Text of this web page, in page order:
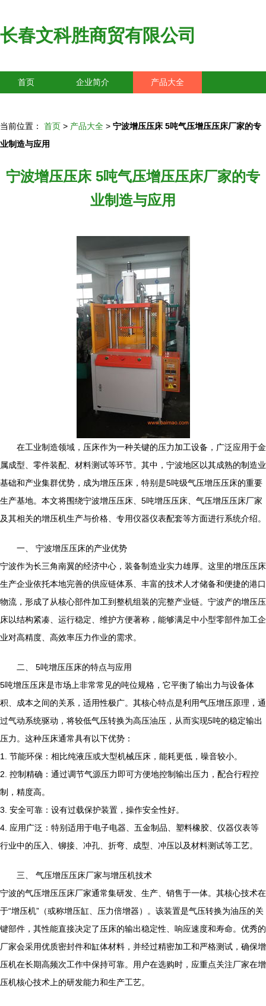
长春文科胜商贸有限公司
首页 企业简介 产品大全
当前位置： 首页 > 产品大全 > 宁波增压压床 5吨气压增压压床厂家的专
业制造与应用
宁波增压压床 5吨气压增压压床厂家的专
业制造与应用
在工业制造领域，压床作为一种关键的压力加工设备，广泛应用于金
属成型、零件装配、材料测试等环节。其中，宁波地区以其成熟的制造业
基础和产业集群优势，成为增压压床，特别是5吨级气压增压压床的重要
生产基地。本文将围绕宁波增压压床、5吨增压压床、气压增压压床厂家
及其相关的增压机生产与价格、专用仪器仪表配套等方面进行系统介绍。
一、 宁波增压压床的产业优势
宁波作为长三角南翼的经济中心，装备制造业实力雄厚。这里的增压压床
生产企业依托本地完善的供应链体系、丰富的技术人才储备和便捷的港口
物流，形成了从核心部件加工到整机组装的完整产业链。宁波产的增压压
床以结构紧凑、运行稳定、维护方便著称，能够满足中小型零部件加工企
业对高精度、高效率压力作业的需求。
二、 5吨增压压床的特点与应用
5吨增压压床是市场上非常常见的吨位规格，它平衡了输出力与设备体
积、成本之间的关系，适用性极广。其核心特点是利用气压增压原理，通
过气动系统驱动，将较低气压转换为高压油压，从而实现5吨的稳定输出
压力。这种压床通常具有以下优势：
1. 节能环保：相比纯液压或大型机械压床，能耗更低，噪音较小。
2. 控制精确：通过调节气源压力即可方便地控制输出压力，配合行程控
制，精度高。
3. 安全可靠：设有过载保护装置，操作安全性好。
4. 应用广泛：特别适用于电子电器、五金制品、塑料橡胶、仪器仪表等
行业中的压入、铆接、冲孔、折弯、成型、冲压以及材料测试等工艺。
三、 气压增压压床厂家与增压机技术
宁波的气压增压压床厂家通常集研发、生产、销售于一体。其核心技术在
于“增压机”（或称增压缸、压力倍增器）。该装置是气压转换为油压的关
键部件，其性能直接决定了压床的输出稳定性、响应速度和寿命。优秀的
厂家会采用优质密封件和缸体材料，并经过精密加工和严格测试，确保增
压机在长期高频次工作中保持可靠。用户在选购时，应重点关注厂家在增
压机核心技术上的研发能力和生产工艺。